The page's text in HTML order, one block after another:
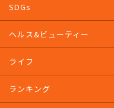
SDGs
ヘルス&ビューティー
ライフ
ランキング